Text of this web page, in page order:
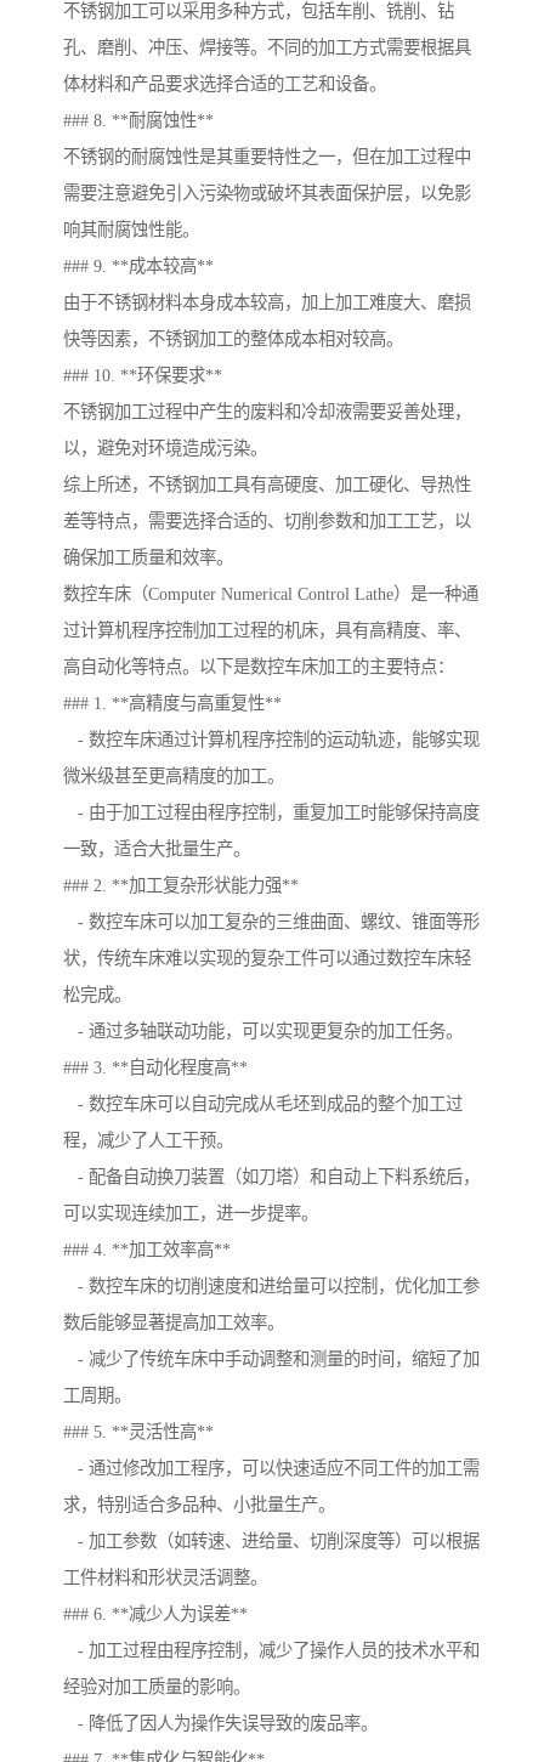
不锈钢加工可以采用多种方式，包括车削、铣削、钻
孔、磨削、冲压、焊接等。不同的加工方式需要根据具
体材料和产品要求选择合适的工艺和设备。
### 8. **耐腐蚀性**
不锈钢的耐腐蚀性是其重要特性之一，但在加工过程中
需要注意避免引入污染物或破坏其表面保护层，以免影
响其耐腐蚀性能。
### 9. **成本较高**
由于不锈钢材料本身成本较高，加上加工难度大、磨损
快等因素，不锈钢加工的整体成本相对较高。
### 10. **环保要求**
不锈钢加工过程中产生的废料和冷却液需要妥善处理，
以，避免对环境造成污染。
综上所述，不锈钢加工具有高硬度、加工硬化、导热性
差等特点，需要选择合适的、切削参数和加工工艺，以
确保加工质量和效率。
数控车床（Computer Numerical Control Lathe）是一种通
过计算机程序控制加工过程的机床，具有高精度、率、
高自动化等特点。以下是数控车床加工的主要特点：
### 1. **高精度与高重复性**
- 数控车床通过计算机程序控制的运动轨迹，能够实现
微米级甚至更高精度的加工。
- 由于加工过程由程序控制，重复加工时能够保持高度
一致，适合大批量生产。
### 2. **加工复杂形状能力强**
- 数控车床可以加工复杂的三维曲面、螺纹、锥面等形
状，传统车床难以实现的复杂工件可以通过数控车床轻
松完成。
- 通过多轴联动功能，可以实现更复杂的加工任务。
### 3. **自动化程度高**
- 数控车床可以自动完成从毛坯到成品的整个加工过
程，减少了人工干预。
- 配备自动换刀装置（如刀塔）和自动上下料系统后，
可以实现连续加工，进一步提率。
### 4. **加工效率高**
- 数控车床的切削速度和进给量可以控制，优化加工参
数后能够显著提高加工效率。
- 减少了传统车床中手动调整和测量的时间，缩短了加
工周期。
### 5. **灵活性高**
- 通过修改加工程序，可以快速适应不同工件的加工需
求，特别适合多品种、小批量生产。
- 加工参数（如转速、进给量、切削深度等）可以根据
工件材料和形状灵活调整。
### 6. **减少人为误差**
- 加工过程由程序控制，减少了操作人员的技术水平和
经验对加工质量的影响。
- 降低了因人为操作失误导致的废品率。